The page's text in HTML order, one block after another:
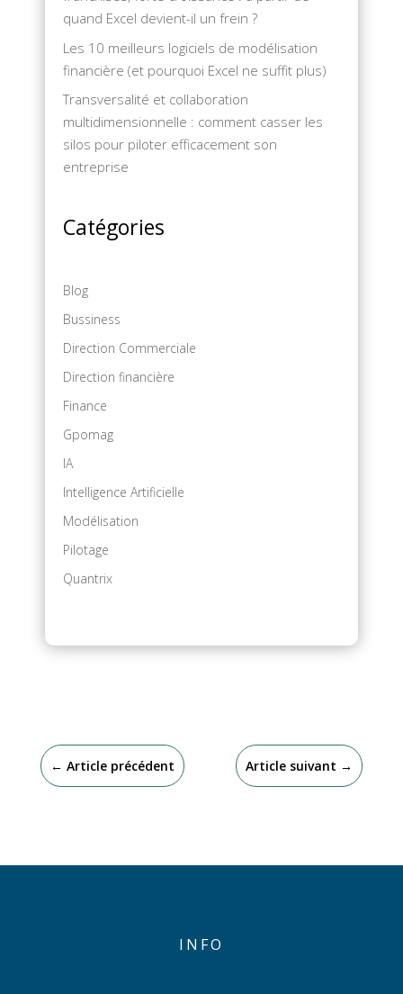
quand Excel devient-il un frein ?
Les 10 meilleurs logiciels de modélisation
financière (et pourquoi Excel ne suffit plus)
Transversalité et collaboration
multidimensionnelle : comment casser les
silos pour piloter efficacement son
entreprise
Catégories
Blog
Bussiness
Direction Commerciale
Direction financière
Finance
Gpomag
IA
Intelligence Artificielle
Modélisation
Pilotage
Quantrix
← Article précédent Article suivant →
INFO